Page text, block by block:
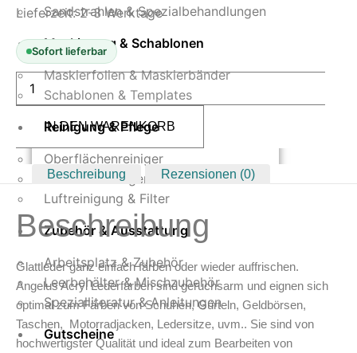
Sandstrahlen & Spezialbehandlungen
Maskierung & Schablonen
Maskierfolien & Maskierbänder
Schablonen & Templates
Reinigung & Pflege
Oberflächenreiniger
Airbrush-Reiniger
Luftreinigung & Filter
Zubehör & Ausstattung
Arbeitsplatz & Zubehör
Leerbehälter & Mischzubehör
Spezialliteratur & Anleitungen
Gutscheine
Lieferzeit:2-3 Werktage
Sofort lieferbar
Angelus
Gold
29,5
elastische
Menge
IN DEN WARENKORB
Beschreibung Rezensionen (0)
Beschreibung
Glattleder ganz einfach färben oder wieder auffrischen.
Angelus Acryl Lederfarben sind geruchsarm und eignen sich
optimal zum Färben von Schuhen, Gürteln, Geldbörsen,
Taschen, Motorradjacken, Ledersitze, uvm.. Sie sind von
hochwertigster Qualität und ideal zum Bearbeiten von